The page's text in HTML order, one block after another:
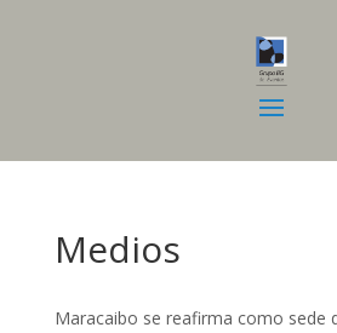
Medios
Maracaibo se reafirma como sede